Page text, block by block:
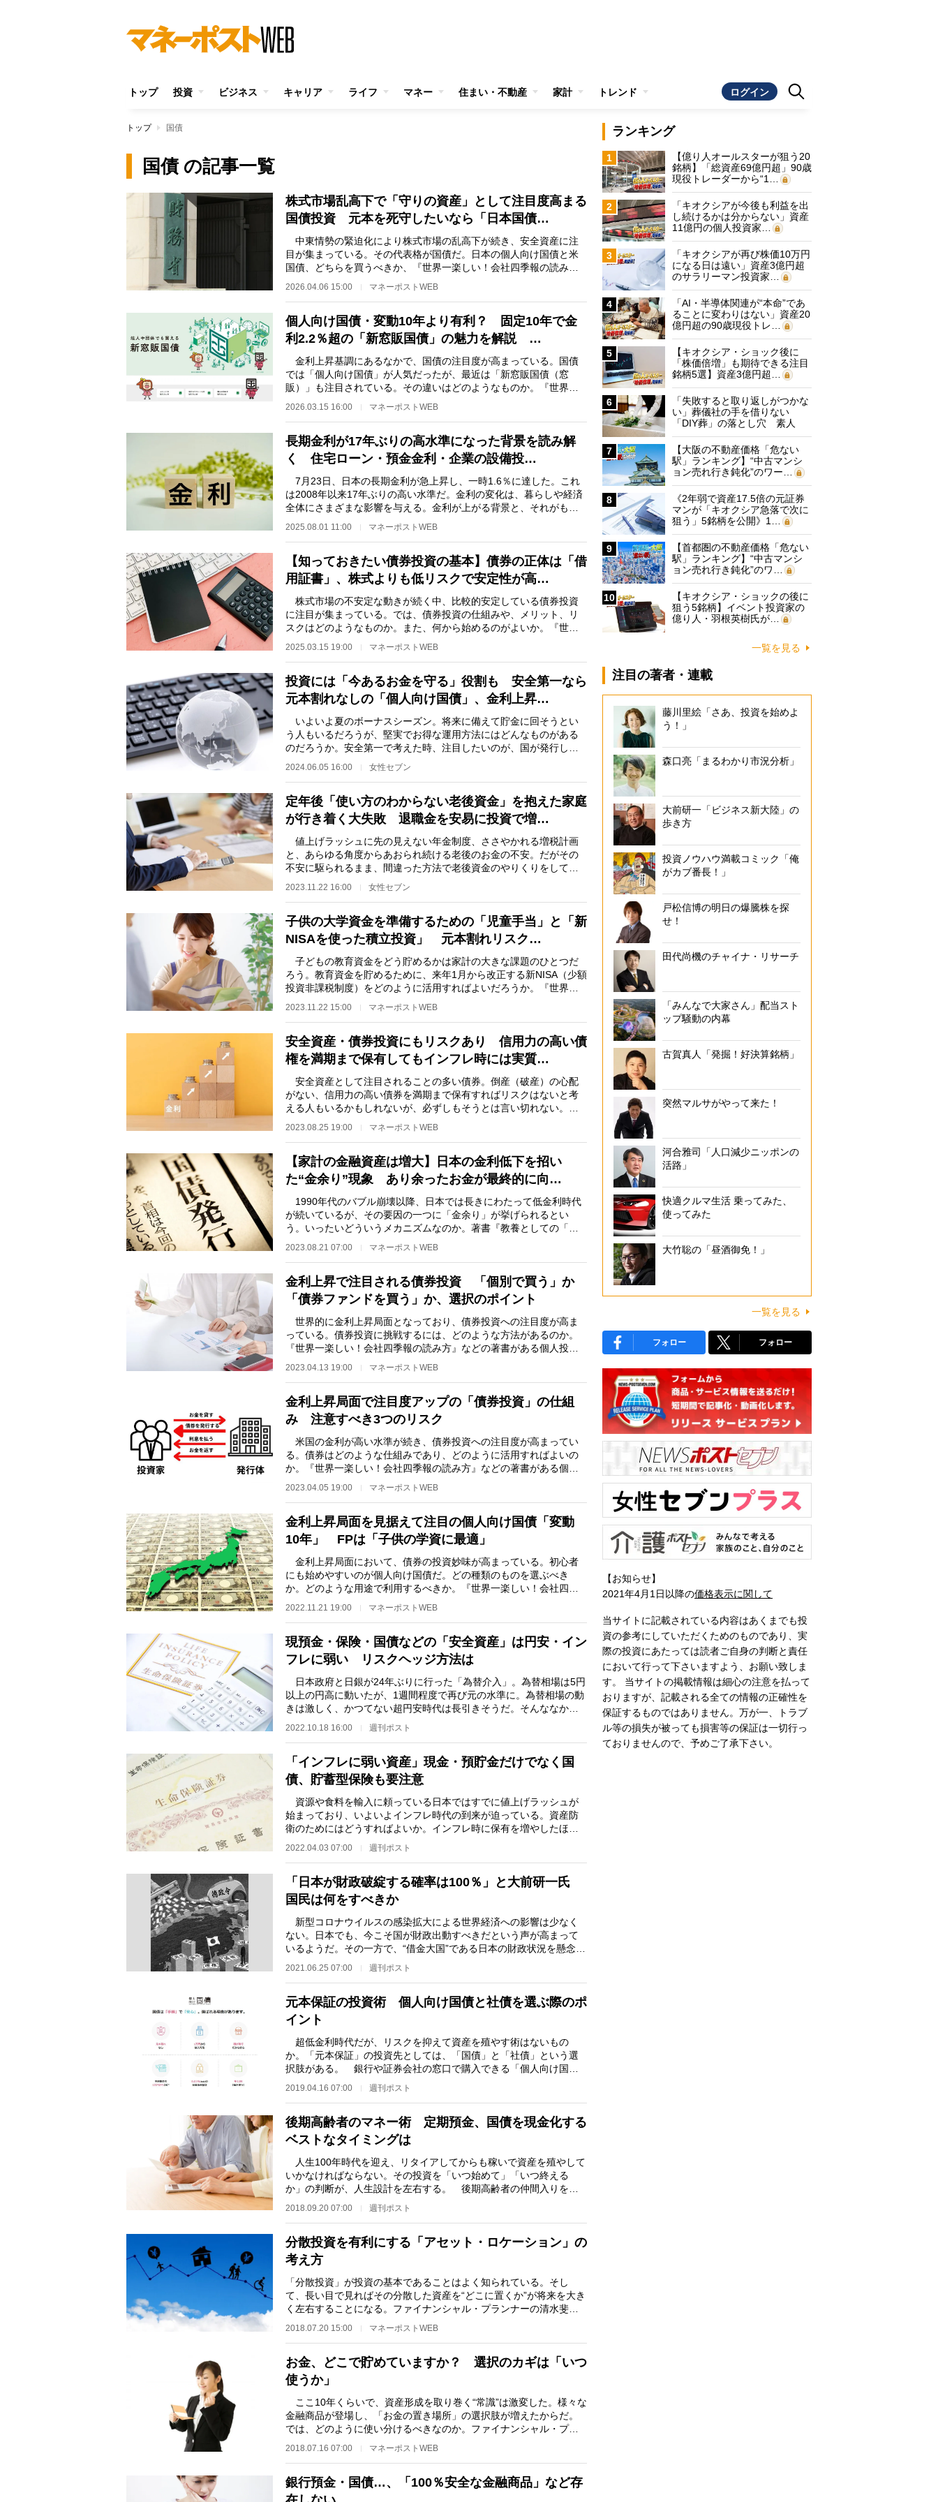
トップ 投資 ビジネス キャリア ライフ マネー 住まい・不動産 家計 トレンド ログイン
トップ 国債
国債 の記事一覧
株式市場乱高下で「守りの資産」として注目度高まる
国債投資 元本を死守したいなら「日本国債…
中東情勢の緊迫化により株式市場の乱高下が続き、安全資産に注
目が集まっている。その代表格が国債だ。日本の個人向け国債と米
国債、どちらを買うべきか、『世界一楽しい！会社四季報の読み
2026.04.06 15:00 マネーポストWEB
個人向け国債・変動10年より有利？ 固定10年で金
利2.2％超の「新窓販国債」の魅力を解説 …
金利上昇基調にあるなかで、国債の注目度が高まっている。国債
では「個人向け国債」が人気だったが、最近は「新窓販国債（窓
販）」も注目されている。その違いはどのようなものか。『世界一
2026.03.15 16:00 マネーポストWEB
長期金利が17年ぶりの高水準になった背景を読み解
く 住宅ローン・預金金利・企業の設備投…
7月23日、日本の長期金利が急上昇し、一時1.6％に達した。これ
は2008年以来17年ぶりの高い水準だ。金利の変化は、暮らしや経済
全体にさまざまな影響を与える。金利が上がる背景と、それがもた
2025.08.01 11:00 マネーポストWEB
【知っておきたい債券投資の基本】債券の正体は「借
用証書」、株式よりも低リスクで安定性が高…
株式市場の不安定な動きが続く中、比較的安定している債券投資
に注目が集まっている。では、債券投資の仕組みや、メリット、リ
スクはどのようなものか。また、何から始めるのがよいか。『世界
2025.03.15 19:00 マネーポストWEB
投資には「今あるお金を守る」役割も 安全第一なら
元本割れなしの「個人向け国債」、金利上昇…
いよいよ夏のボーナスシーズン。将来に備えて貯金に回そうとい
う人もいるだろうが、堅実でお得な運用方法にはどんなものがある
のだろうか。安全第一で考えた時、注目したいのが、国が発行して
いる「個人向け国債…
2024.06.05 16:00 女性セブン
定年後「使い方のわからない老後資金」を抱えた家庭
が行き着く大失敗 退職金を安易に投資で増…
値上げラッシュに先の見えない年金制度、ささやかれる増税計画
と、あらゆる角度からあおられ続ける老後のお金の不安。だがその
不安に駆られるまま、間違った方法で老後資金のやりくりをしてい
る人は少なくない。…
2023.11.22 16:00 女性セブン
子供の大学資金を準備するための「児童手当」と「新
NISAを使った積立投資」 元本割れリスク…
子どもの教育資金をどう貯めるかは家計の大きな課題のひとつだ
ろう。教育資金を貯めるために、来年1月から改正する新NISA（少額
投資非課税制度）をどのように活用すればよいだろうか。『世界一
2023.11.22 15:00 マネーポストWEB
安全資産・債券投資にもリスクあり 信用力の高い債
権を満期まで保有してもインフレ時には実質…
安全資産として注目されることの多い債券。倒産（破産）の心配
がない、信用力の高い債券を満期まで保有すればリスクはないと考
える人もいるかもしれないが、必ずしもそうとは言い切れない。債
2023.08.25 19:00 マネーポストWEB
【家計の金融資産は増大】日本の金利低下を招い
た“金余り”現象 あり余ったお金が最終的に向…
1990年代のバブル崩壊以降、日本では長きにわたって低金利時代
が続いているが、その要因の一つに「金余り」が挙げられるとい
う。いったいどういうメカニズムなのか。著書『教養としての「金
2023.08.21 07:00 マネーポストWEB
金利上昇で注目される債券投資 「個別で買う」か
「債券ファンドを買う」か、選択のポイント
世界的に金利上昇局面となっており、債券投資への注目度が高ま
っている。債券投資に挑戦するには、どのような方法があるのか。
『世界一楽しい！会社四季報の読み方』などの著書がある個人投資
2023.04.13 19:00 マネーポストWEB
金利上昇局面で注目度アップの「債券投資」の仕組
み 注意すべき3つのリスク
米国の金利が高い水準が続き、債券投資への注目度が高まってい
る。債券はどのような仕組みであり、どのように活用すればよいの
か。『世界一楽しい！会社四季報の読み方』などの著書がある個人
2023.04.05 19:00 マネーポストWEB
金利上昇局面を見据えて注目の個人向け国債「変動
10年」 FPは「子供の学資に最適」
金利上昇局面において、債券の投資妙味が高まっている。初心者
にも始めやすいのが個人向け国債だ。どの種類のものを選ぶべき
か。どのような用途で利用するべきか。『世界一楽しい！会社四季
2022.11.21 19:00 マネーポストWEB
現預金・保険・国債などの「安全資産」は円安・イン
フレに弱い リスクヘッジ方法は
日本政府と日銀が24年ぶりに行った「為替介入」。為替相場は5円
以上の円高に動いたが、1週間程度で再び元の水準に。為替相場の動
きは激しく、かつてない超円安時代は長引きそうだ。そんななか現
金や国債など、い…
2022.10.18 16:00 週刊ポスト
「インフレに弱い資産」現金・預貯金だけでなく国
債、貯蓄型保険も要注意
資源や食料を輸入に頼っている日本ではすでに値上げラッシュが
始まっており、いよいよインフレ時代の到来が迫っている。資産防
衛のためにはどうすればよいか。インフレ時に保有を増やしたほう
がいい資産があれば…
2022.04.03 07:00 週刊ポスト
「日本が財政破綻する確率は100％」と大前研一氏
国民は何をすべきか
新型コロナウイルスの感染拡大による世界経済への影響は少なく
ない。日本でも、今こそ国が財政出動すべきだという声が高まって
いるようだ。その一方で、“借金大国”である日本の財政状況を懸念す
る声は少なくない…
2021.06.25 07:00 週刊ポスト
元本保証の投資術 個人向け国債と社債を選ぶ際のポ
イント
超低金利時代だが、リスクを抑えて資産を殖やす術はないもの
か。「元本保証」の投資先としては、「国債」と「社債」という選
択肢がある。 銀行や証券会社の窓口で購入できる「個人向け国
債」は1万円からという手…
2019.04.16 07:00 週刊ポスト
後期高齢者のマネー術 定期預金、国債を現金化する
ベストなタイミングは
人生100年時代を迎え、リタイアしてからも稼いで資産を殖やして
いかなければならない。その投資を「いつ始めて」「いつ終える
か」の判断が、人生設計を左右する。 後期高齢者の仲間入りをす
る75歳からは、老後資…
2018.09.20 07:00 週刊ポスト
分散投資を有利にする「アセット・ロケーション」の
考え方
「分散投資」が投資の基本であることはよく知られている。そし
て、長い目で見ればその分散した資産を“どこに置くか”が将来を大き
く左右することになる。ファイナンシャル・プランナーの清水斐氏
2018.07.20 15:00 マネーポストWEB
お金、どこで貯めていますか？ 選択のカギは「いつ
使うか」
ここ10年くらいで、資産形成を取り巻く“常識”は激変した。様々な
金融商品が登場し、「お金の置き場所」の選択肢が増えたからだ。
では、どのように使い分けるべきなのか。ファイナンシャル・プラ
2018.07.16 07:00 マネーポストWEB
銀行預金・国債…、「100％安全な金融商品」など存
ランキング
1
【億り人オールスターが狙う20
銘柄】「総資産69億円超」90歳
現役トレーダーから“1…
2
「キオクシアが今後も利益を出
し続けるかは分からない」資産
11億円の個人投資家…
3
「キオクシアが再び株価10万円
になる日は遠い」資産3億円超
のサラリーマン投資家…
4
「AI・半導体関連が“本命”であ
ることに変わりはない」資産20
億円超の90歳現役トレ…
5
【キオクシア・ショック後に
「株価倍増」も期待できる注目
銘柄5選】資産3億円超…
6
「失敗すると取り返しがつかな
い」葬儀社の手を借りない
「DIY葬」の落とし穴 素人
に…
7
【大阪の不動産価格「危ない
駅」ランキング】“中古マンシ
ョン売れ行き鈍化”のワー…
8
《2年弱で資産17.5倍の元証券
マンが「キオクシア急落で次に
狙う」5銘柄を公開》1…
9
【首都圏の不動産価格「危ない
駅」ランキング】“中古マンシ
ョン売れ行き鈍化”のワ…
10
【キオクシア・ショックの後に
狙う5銘柄】イベント投資家の
億り人・羽根英樹氏が…
一覧を見る
注目の著者・連載
藤川里絵「さあ、投資を始めよ
う！」
森口亮「まるわかり市況分析」
大前研一「ビジネス新大陸」の
歩き方
投資ノウハウ満載コミック「俺
がカブ番長！」
戸松信博の明日の爆騰株を探
せ！
田代尚機のチャイナ・リサーチ
「みんなで大家さん」配当スト
ップ騒動の内幕
古賀真人「発掘！好決算銘柄」
突然マルサがやって来た！
河合雅司「人口減少ニッポンの
活路」
快適クルマ生活 乗ってみた、
使ってみた
大竹聡の「昼酒御免！」
一覧を見る
フォロー フォロー
【お知らせ】
2021年4月1日以降の価格表示に関して
当サイトに記載されている内容はあくまでも投
資の参考にしていただくためのものであり、実
際の投資にあたっては読者ご自身の判断と責任
において行って下さいますよう、お願い致しま
す。 当サイトの掲載情報は細心の注意を払って
おりますが、記載される全ての情報の正確性を
保証するものではありません。万が一、トラブ
ル等の損失が被っても損害等の保証は一切行っ
ておりませんので、予めご了承下さい。